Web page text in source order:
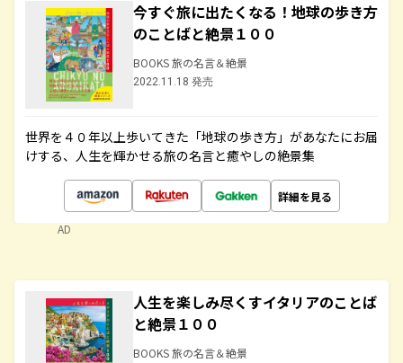
今すぐ旅に出たくなる！地球の歩き方
のことばと絶景１００
BOOKS 旅の名言＆絶景
2022.11.18 発売
世界を４０年以上歩いてきた「地球の歩き方」があなたにお届
けする、人生を輝かせる旅の名言と癒やしの絶景集
詳細を見る
AD
人生を楽しみ尽くすイタリアのことば
と絶景１００
BOOKS 旅の名言＆絶景